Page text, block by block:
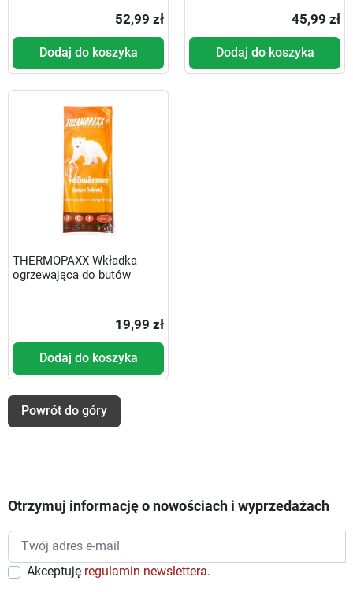
52,99 zł
Dodaj do koszyka
45,99 zł
Dodaj do koszyka
THERMOPAXX Wkładka
ogrzewająca do butów
19,99 zł
Dodaj do koszyka
Powrót do góry
Otrzymuj informację o nowościach i wyprzedażach
Akceptuję regulamin newslettera.